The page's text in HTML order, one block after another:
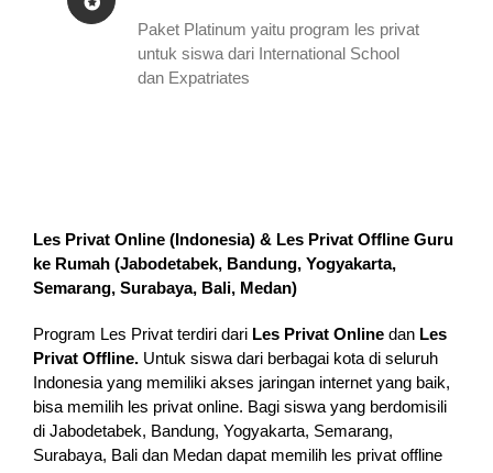
Paket Platinum yaitu program les privat
untuk siswa dari International School
dan Expatriates
Les Privat Online (Indonesia) & Les Privat Offline Guru
ke Rumah (Jabodetabek, Bandung, Yogyakarta,
Semarang, Surabaya, Bali, Medan)
Program Les Privat terdiri dari Les Privat Online dan Les
Privat Offline. Untuk siswa dari berbagai kota di seluruh
Indonesia yang memiliki akses jaringan internet yang baik,
bisa memilih les privat online. Bagi siswa yang berdomisili
di Jabodetabek, Bandung, Yogyakarta, Semarang,
Surabaya, Bali dan Medan dapat memilih les privat offline